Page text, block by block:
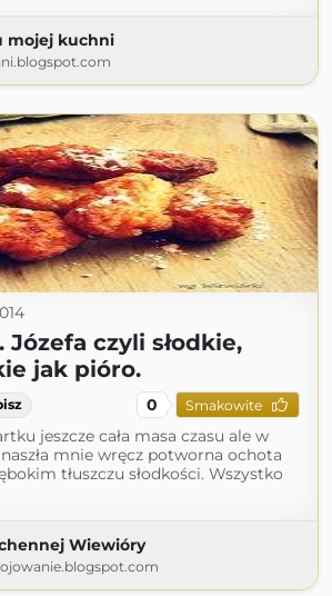
mojej kuchni
czyli słodkie,
jak pióro.
0 Smakowite
jeszcze cała masa czasu ale w
mnie wręcz potworna ochota
tłuszczu słodkości. Wszystko
Wiewióry